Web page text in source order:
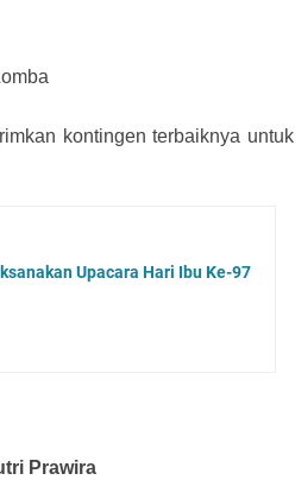
kontingen terbaiknya untuk
Upacara Hari Ibu Ke-97
Prawira